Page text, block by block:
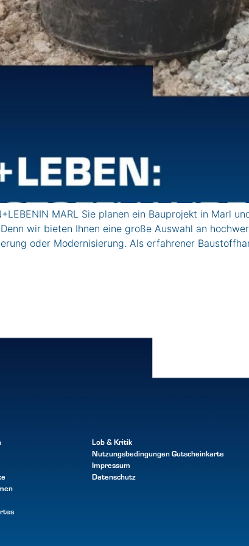
MARL Sie planen ein Bauprojekt in Marl
wir bieten Ihnen eine große Auswahl an
oder Modernisierung. Als erfahrener
Lob & Kritik
NutzungsbedingungenGutscheinkarte
Impressum
Datenschutz